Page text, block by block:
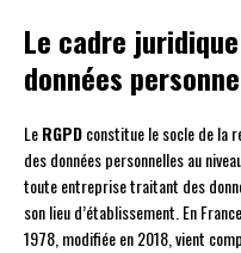
Le cadre
données
LeRGPDconstitue le socle de la
des données personnelles au
toute entreprise traitant des
son lieu d’établissement. En
1978, modifiée en 2018, vient